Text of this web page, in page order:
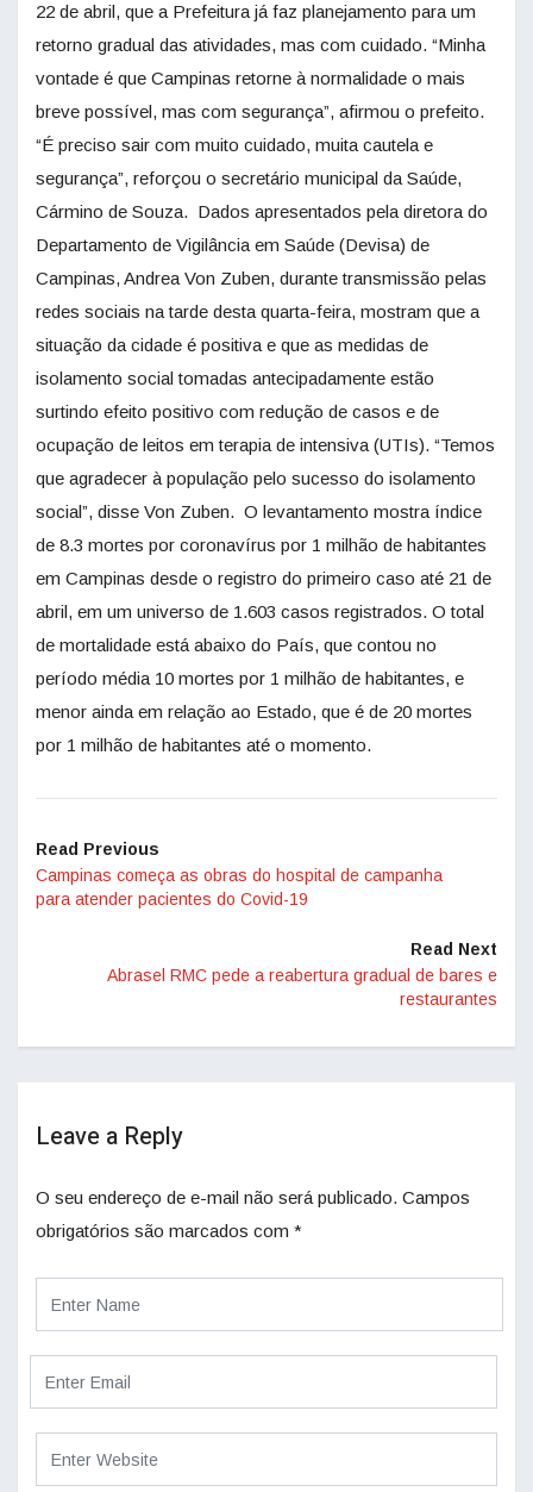
22 de abril, que a Prefeitura já faz planejamento para um
retorno gradual das atividades, mas com cuidado. “Minha
vontade é que Campinas retorne à normalidade o mais
breve possível, mas com segurança”, afirmou o prefeito.
“É preciso sair com muito cuidado, muita cautela e
segurança”, reforçou o secretário municipal da Saúde,
Cármino de Souza. Dados apresentados pela diretora do
Departamento de Vigilância em Saúde (Devisa) de
Campinas, Andrea Von Zuben, durante transmissão pelas
redes sociais na tarde desta quarta-feira, mostram que a
situação da cidade é positiva e que as medidas de
isolamento social tomadas antecipadamente estão
surtindo efeito positivo com redução de casos e de
ocupação de leitos em terapia de intensiva (UTIs). “Temos
que agradecer à população pelo sucesso do isolamento
social”, disse Von Zuben. O levantamento mostra índice
de 8.3 mortes por coronavírus por 1 milhão de habitantes
em Campinas desde o registro do primeiro caso até 21 de
abril, em um universo de 1.603 casos registrados. O total
de mortalidade está abaixo do País, que contou no
período média 10 mortes por 1 milhão de habitantes, e
menor ainda em relação ao Estado, que é de 20 mortes
por 1 milhão de habitantes até o momento.
Read Previous
Campinas começa as obras do hospital de campanha
para atender pacientes do Covid-19
Read Next
Abrasel RMC pede a reabertura gradual de bares e
restaurantes
Leave a Reply
O seu endereço de e-mail não será publicado. Campos
obrigatórios são marcados com *